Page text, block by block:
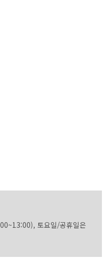
토요일/공휴일은